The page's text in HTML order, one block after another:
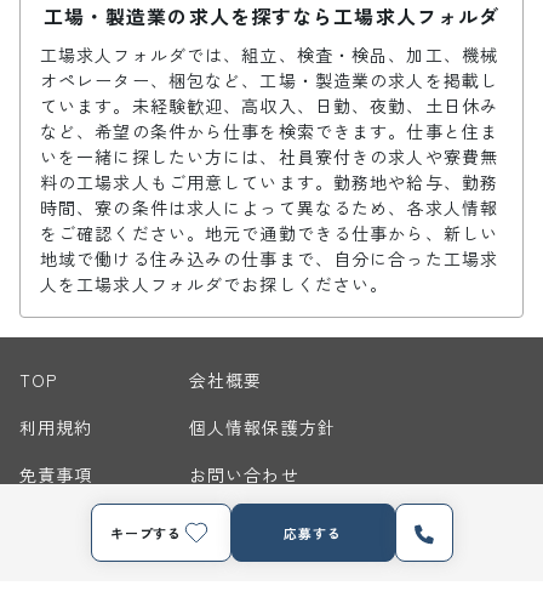
キープする 応募する
工場・製造業の求人を探すなら工場求人フォルダ
工場求人フォルダでは、組立、検査・検品、加工、機械
オペレーター、梱包など、工場・製造業の求人を掲載し
ています。未経験歓迎、高収入、日勤、夜勤、土日休み
など、希望の条件から仕事を検索できます。仕事と住ま
いを一緒に探したい方には、社員寮付きの求人や寮費無
料の工場求人もご用意しています。勤務地や給与、勤務
時間、寮の条件は求人によって異なるため、各求人情報
をご確認ください。地元で通勤できる仕事から、新しい
地域で働ける住み込みの仕事まで、自分に合った工場求
人を工場求人フォルダでお探しください。
TOP
会社概要
利用規約
個人情報保護方針
免責事項
お問い合わせ
サイトマップ
© 2026 Nippon Manufacturing Service Corporation. All Rights Reserved.